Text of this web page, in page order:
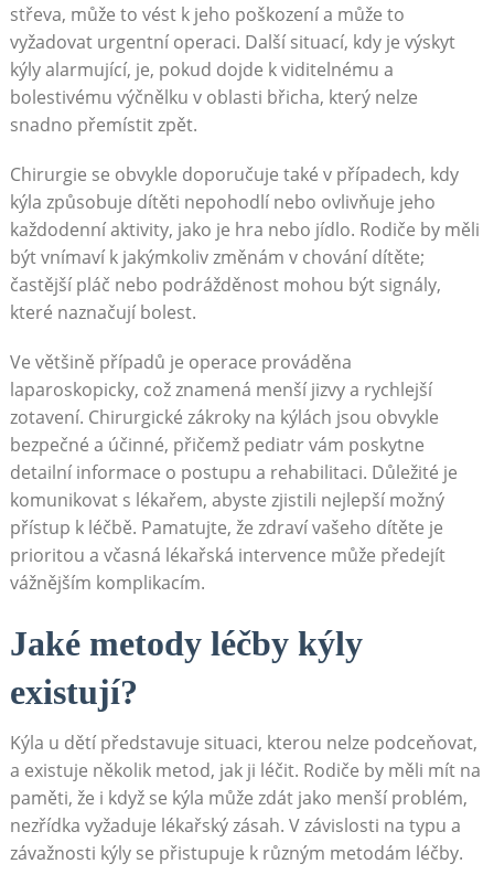
střeva, může to vést k jeho poškození a může to
vyžadovat urgentní operaci. Další situací, kdy je výskyt
kýly alarmující, je, pokud dojde k viditelnému a
bolestivému výčnělku v oblasti břicha, který nelze
snadno přemístit zpět.
Chirurgie se obvykle doporučuje také v případech, kdy
kýla způsobuje dítěti nepohodlí nebo ovlivňuje jeho
každodenní aktivity, jako je hra nebo jídlo. Rodiče by měli
být vnímaví k jakýmkoliv změnám v chování dítěte;
častější pláč nebo podrážděnost mohou být signály,
které naznačují bolest.
Ve většině případů je operace prováděna
laparoskopicky, což znamená menší jizvy a rychlejší
zotavení. Chirurgické zákroky na kýlách jsou obvykle
bezpečné a účinné, přičemž pediatr vám poskytne
detailní informace o postupu a rehabilitaci. Důležité je
komunikovat s lékařem, abyste zjistili nejlepší možný
přístup k léčbě. Pamatujte, že zdraví vašeho dítěte je
prioritou a včasná lékařská intervence může předejít
vážnějším komplikacím.
Jaké metody léčby kýly
existují?
Kýla u dětí představuje situaci, kterou nelze podceňovat,
a existuje několik metod, jak ji léčit. Rodiče by měli mít na
paměti, že i když se kýla může zdát jako menší problém,
nezřídka vyžaduje lékařský zásah. V závislosti na typu a
závažnosti kýly se přistupuje k různým metodám léčby.